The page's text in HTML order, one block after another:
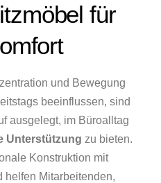
für
und Bewegung
beeinflussen, sind
ausgelegt, im Büroalltag
Unterstützung zu bieten.
Konstruktion mit
helfen Mitarbeitenden,